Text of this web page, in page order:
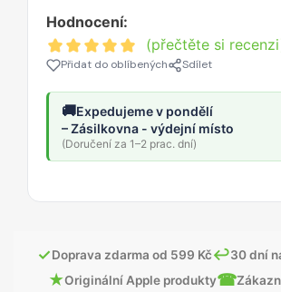
Hodnocení:
(přečtěte si
Přidat do oblíbených Sdílet
🚚Expedujeme v pondělí
– Zásilkovna - výdejní místo
(Doručení za 1–2 prac. dní)
✓Doprava zdarma od 599 Kč↩30 dní
★Originální Apple produkty☎